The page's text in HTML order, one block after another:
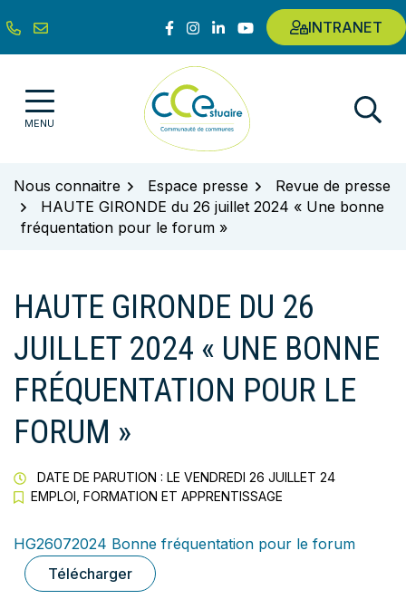
au
contenu
Lien vers le compte Facebook
Lien vers le compte Instagram
Lien vers le compte Linkedin
Lien vers la chaîne Youtube
INTRANET
MENU Communauté de communes de
Nous connaitre Espace presse
Revue de presse
HAUTE GIRONDE du 26 juillet 2024 « Une bonne
fréquentation pour le forum »
HAUTE GIRONDE DU 26
JUILLET 2024 « UNE BONNE
FRÉQUENTATION POUR LE
FORUM »
DATE DE PARUTION : LE VENDREDI 26 JUILLET 24
EMPLOI, FORMATION ET APPRENTISSAGE
HG26072024 Bonne fréquentation pour le forum
Télécharger